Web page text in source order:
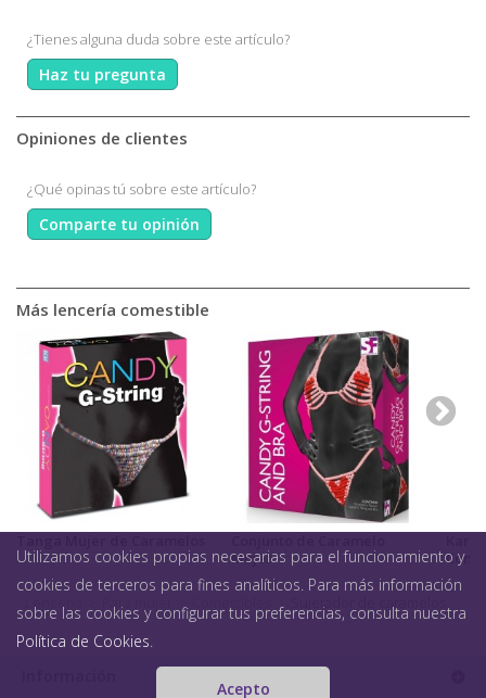
¿Tienes alguna duda sobre este artículo?
Haz tu pregunta
Opiniones de clientes
¿Qué opinas tú sobre este artículo?
Comparte tu opinión
Más lencería comestible
Mujer
Lencería Para mujer > > Sujetador de caramelos
Utilizamos cookies propias necesarias para el funcionamiento y
cookies de terceros para fines analíticos. Para más información
sobre las cookies y configurar tus preferencias, consulta nuestra
Política de Cookies.
Acepto